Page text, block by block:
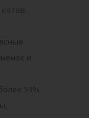
и
53%